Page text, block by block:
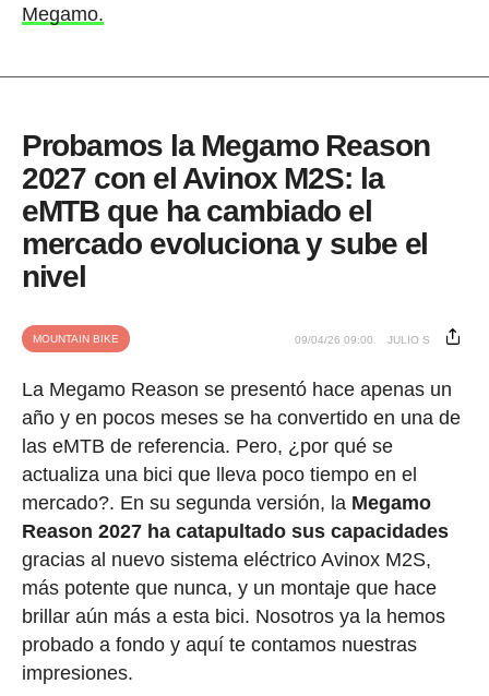
Megamo.
Probamos la Megamo Reason
2027 con el Avinox M2S: la
eMTB que ha cambiado el
mercado evoluciona y sube el
nivel
MOUNTAIN BIKE 09/04/26 09:00 JULIO S
La Megamo Reason se presentó hace apenas un
año y en pocos meses se ha convertido en una de
las eMTB de referencia. Pero, ¿por qué se
actualiza una bici que lleva poco tiempo en el
mercado?. En su segunda versión, la Megamo
Reason 2027 ha catapultado sus capacidades
gracias al nuevo sistema eléctrico Avinox M2S,
más potente que nunca, y un montaje que hace
brillar aún más a esta bici. Nosotros ya la hemos
probado a fondo y aquí te contamos nuestras
impresiones.